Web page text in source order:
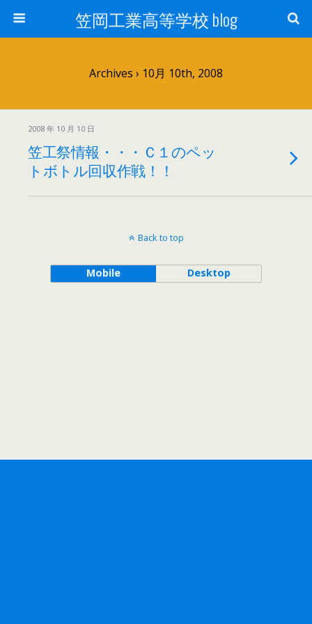
笠岡工業高等学校 blog
Archives › 10月 10th, 2008
2008 年 10 月 10 日
笠工祭情報・・・Ｃ１のペッ
トボトル回収作戦！！
Back to top
Mobile Desktop